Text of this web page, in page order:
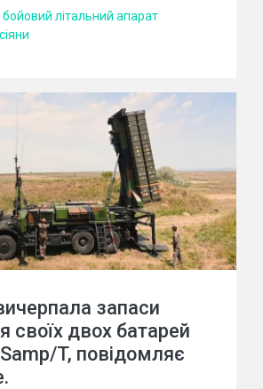
бойовий літальний апарат
запаси
своїх двох батарей
T, повідомляє